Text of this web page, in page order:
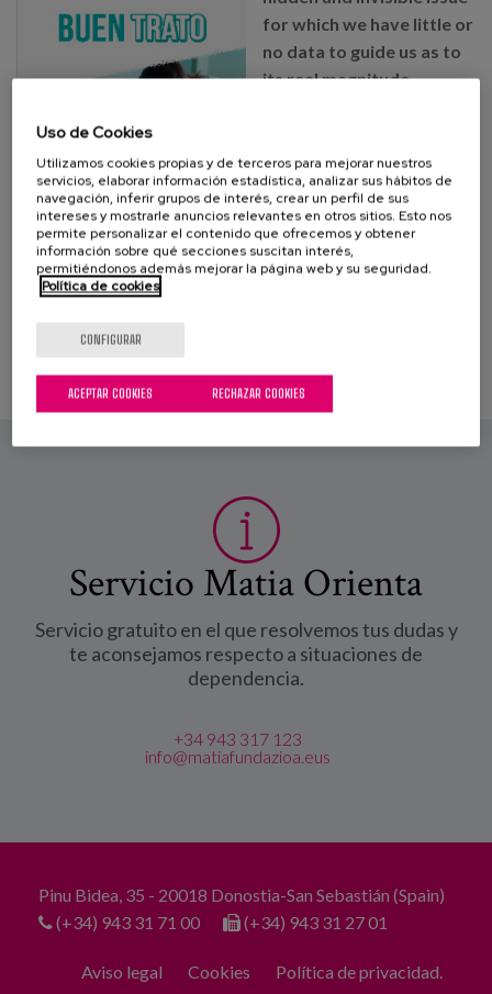
Canal de denuncias
es
for which we have little or
no data to guide us as to
its real magnitude.
related pathways that
are developed under the
Person-Centred Care
approach.
in care.
Servicio Matia Orienta
Servicio gratuito en el que resolvemos tus dudas y
te aconsejamos respecto a situaciones de
dependencia.
+34 943 317 123
info@matiafundazioa.eus
Pinu Bidea, 35 - 20018 Donostia-San Sebastián (Spain)
(+34) 943 31 71 00
(+34) 943 31 27 01
Aviso legal Cookies Política de privacidad.
Uso de Cookies
Utilizamos cookies propias y de terceros para mejorar nuestros
servicios, elaborar información estadística, analizar sus hábitos de
navegación, inferir grupos de interés, crear un perfil de sus
intereses y mostrarle anuncios relevantes en otros sitios. Esto nos
permite personalizar el contenido que ofrecemos y obtener
información sobre qué secciones suscitan interés,
permitiéndonos además mejorar la página web y su seguridad.
Política de cookies
CONFIGURAR
RECHAZAR COOKIES
ACEPTAR COOKIES